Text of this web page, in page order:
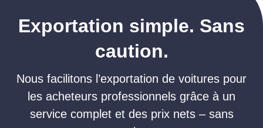
Exportation simple. Sans
caution.
Nous facilitons l’exportation de voitures pour
les acheteurs professionnels grâce à un
service complet et des prix nets – sans